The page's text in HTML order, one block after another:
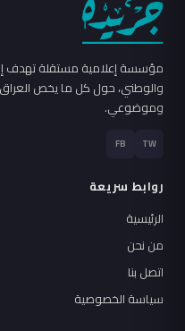
مؤسسة إعلامية مستقلة تهدف
والوطني، حول كل ما يخص
وموضوعي.
TW
FB
روابط سريعة
الرئيسية
من نحن
اتصل بنا
سياسة الخصوصية